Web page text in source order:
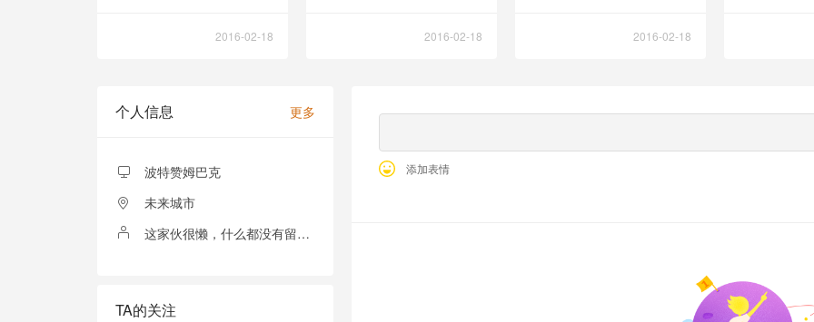
2016-02-18 2016-02-18 2016-02-18
个人信息 更多
波特赞姆巴克
未来城市
这家伙很懒，什么都没有留下！
TA的关注
添加表情